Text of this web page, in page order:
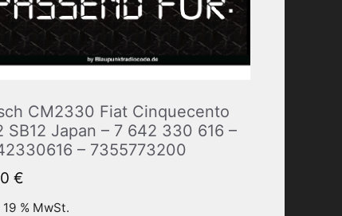
CM2330 Fiat Cinquecento
SB12 Japan – 7 642 330 616 –
– 7355773200
€
19 % MwSt.